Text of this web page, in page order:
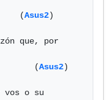
(Asus2)
(Asus2)